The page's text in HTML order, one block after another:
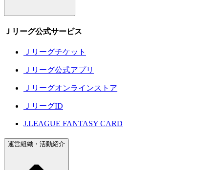
Ｊリーグ公式サービス
Ｊリーグチケット
Ｊリーグ公式アプリ
Ｊリーグオンラインストア
ＪリーグID
J.LEAGUE FANTASY CARD
運営組織・活動紹介